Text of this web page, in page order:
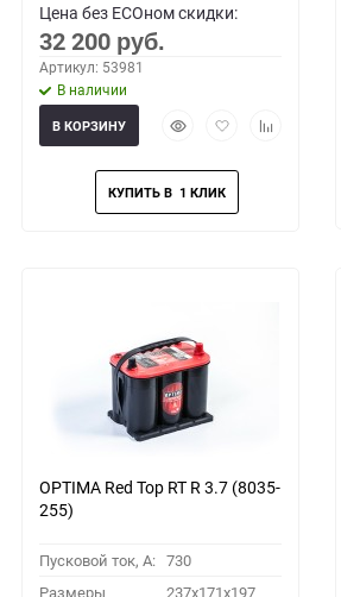
Цена без ECOном скидки:
32 200 руб.
Артикул: 53981
В наличии
БыстрыйДобавить
избранное
Добавить
В КОРЗИНУ
OPTIMA Red Top RT R 3.7 (8035-
255)
Пусковой ток, A: 730